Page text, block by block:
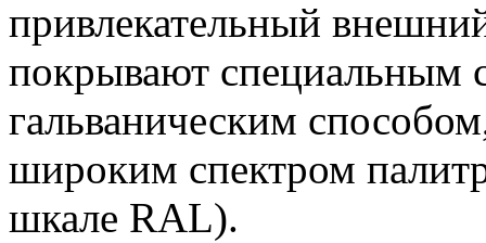
привлекательный
покрывают специальным
гальваническим
широким спектром
шкале RAL).